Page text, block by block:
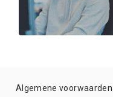
Algemene voorwaarden